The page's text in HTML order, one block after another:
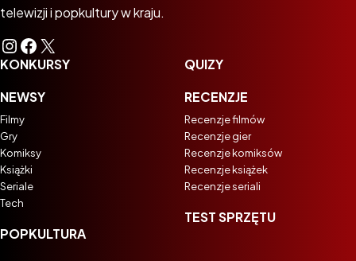
telewizji i popkultury w kraju.
Instagram
Facebook
X
KONKURSY
NEWSY
Filmy
Gry
Komiksy
Książki
Seriale
Tech
POPKULTURA
QUIZY
RECENZJE
Recenzje filmów
Recenzje gier
Recenzje komiksów
Recenzje książek
Recenzje seriali
TEST SPRZĘTU